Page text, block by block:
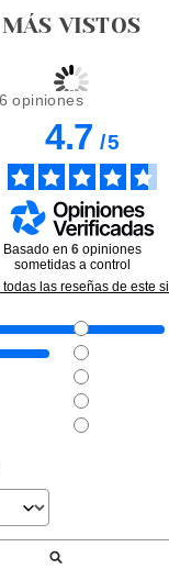
MÁS VISTOS
SALLY HANSEN
HANSEN COLOUR
RED, WHITE & HUE
340 11.8ML
6opiniones
4.7/5
Basado en 6 opiniones
sometidas a control
todas las reseñas de este